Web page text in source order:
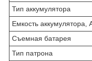
Тип аккумулятора
Емкость аккумулятора,
Съемная батарея
Тип патрона